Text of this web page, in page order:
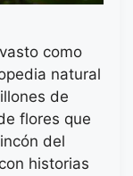
como
natural
de
flores que
del
historias